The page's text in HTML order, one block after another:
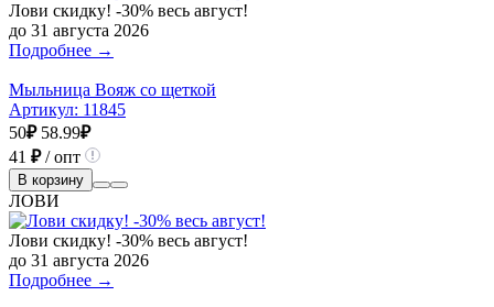
Лови скидку! -30% весь август!
до 31 августа 2026
Подробнее →
Мыльница Вояж со щеткой
Артикул: 11845
50₽ 58.99₽
41 ₽/ опт
В корзину
ЛОВИ
Лови скидку! -30% весь август!
до 31 августа 2026
Подробнее →